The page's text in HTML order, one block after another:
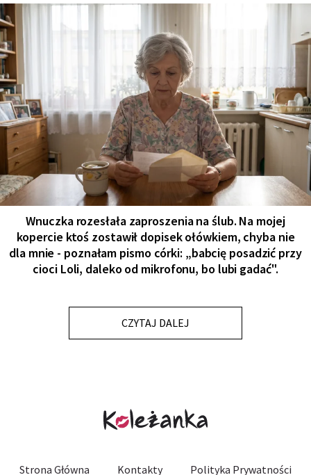
Wnuczka rozesłała zaproszenia na ślub. Na mojej
kopercie ktoś zostawił dopisek ołówkiem, chyba nie
dla mnie - poznałam pismo córki: „babcię posadzić przy
cioci Loli, daleko od mikrofonu, bo lubi gadać".
CZYTAJ DALEJ
Strona Główna Kontakty Polityka Prywatności